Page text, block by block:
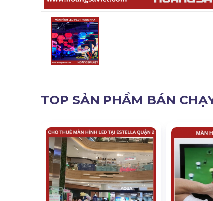
TOP SẢN PHẨM BÁN